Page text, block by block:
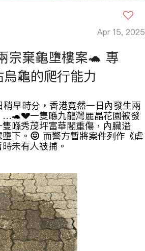
Apr 15, 2025
宗棄龜墮樓案🐢 專
龜的爬行能力
稍早時分 ， 香港竟然一日內發生兩
…🐢💔一隻喺九龍灣麗晶花園被發
喺秀茂坪富華閣重傷，內臟溢
下。 😖 而警方暫將案件列作《虐
未有人被捕 。